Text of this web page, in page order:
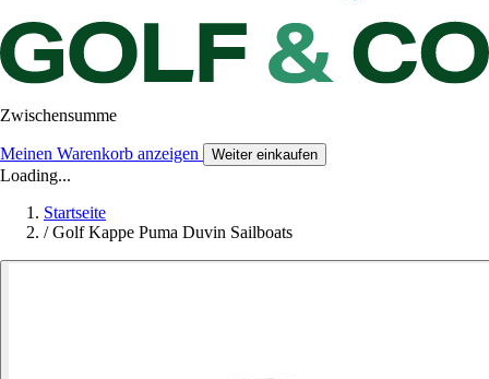
Zwischensumme
Meinen Warenkorb anzeigen Weiter einkaufen
Loading...
Startseite
/ Golf Kappe Puma Duvin Sailboats